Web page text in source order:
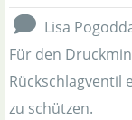
Lisa
Für den
Rückschlagventil
zu schützen.